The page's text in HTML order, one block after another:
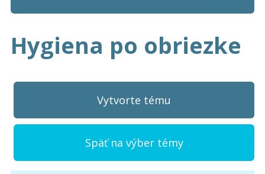
Hygiena po obriezke
Vytvorte tému
Späť na výber témy